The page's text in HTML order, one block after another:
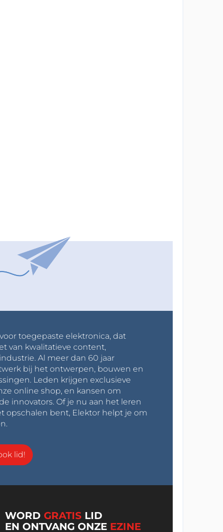
toegepaste elektronica, dat
van kwalitatieve content,
Al meer dan 60 jaar
bij het ontwerpen, bouwen en
Leden krijgen exclusieve
online shop, en kansen om
innovators. Of je nu aan het leren
opschalen bent, Elektor helpt je om
lid!
WORDGRATIS LID
EN ONTVANG ONZE EZINE